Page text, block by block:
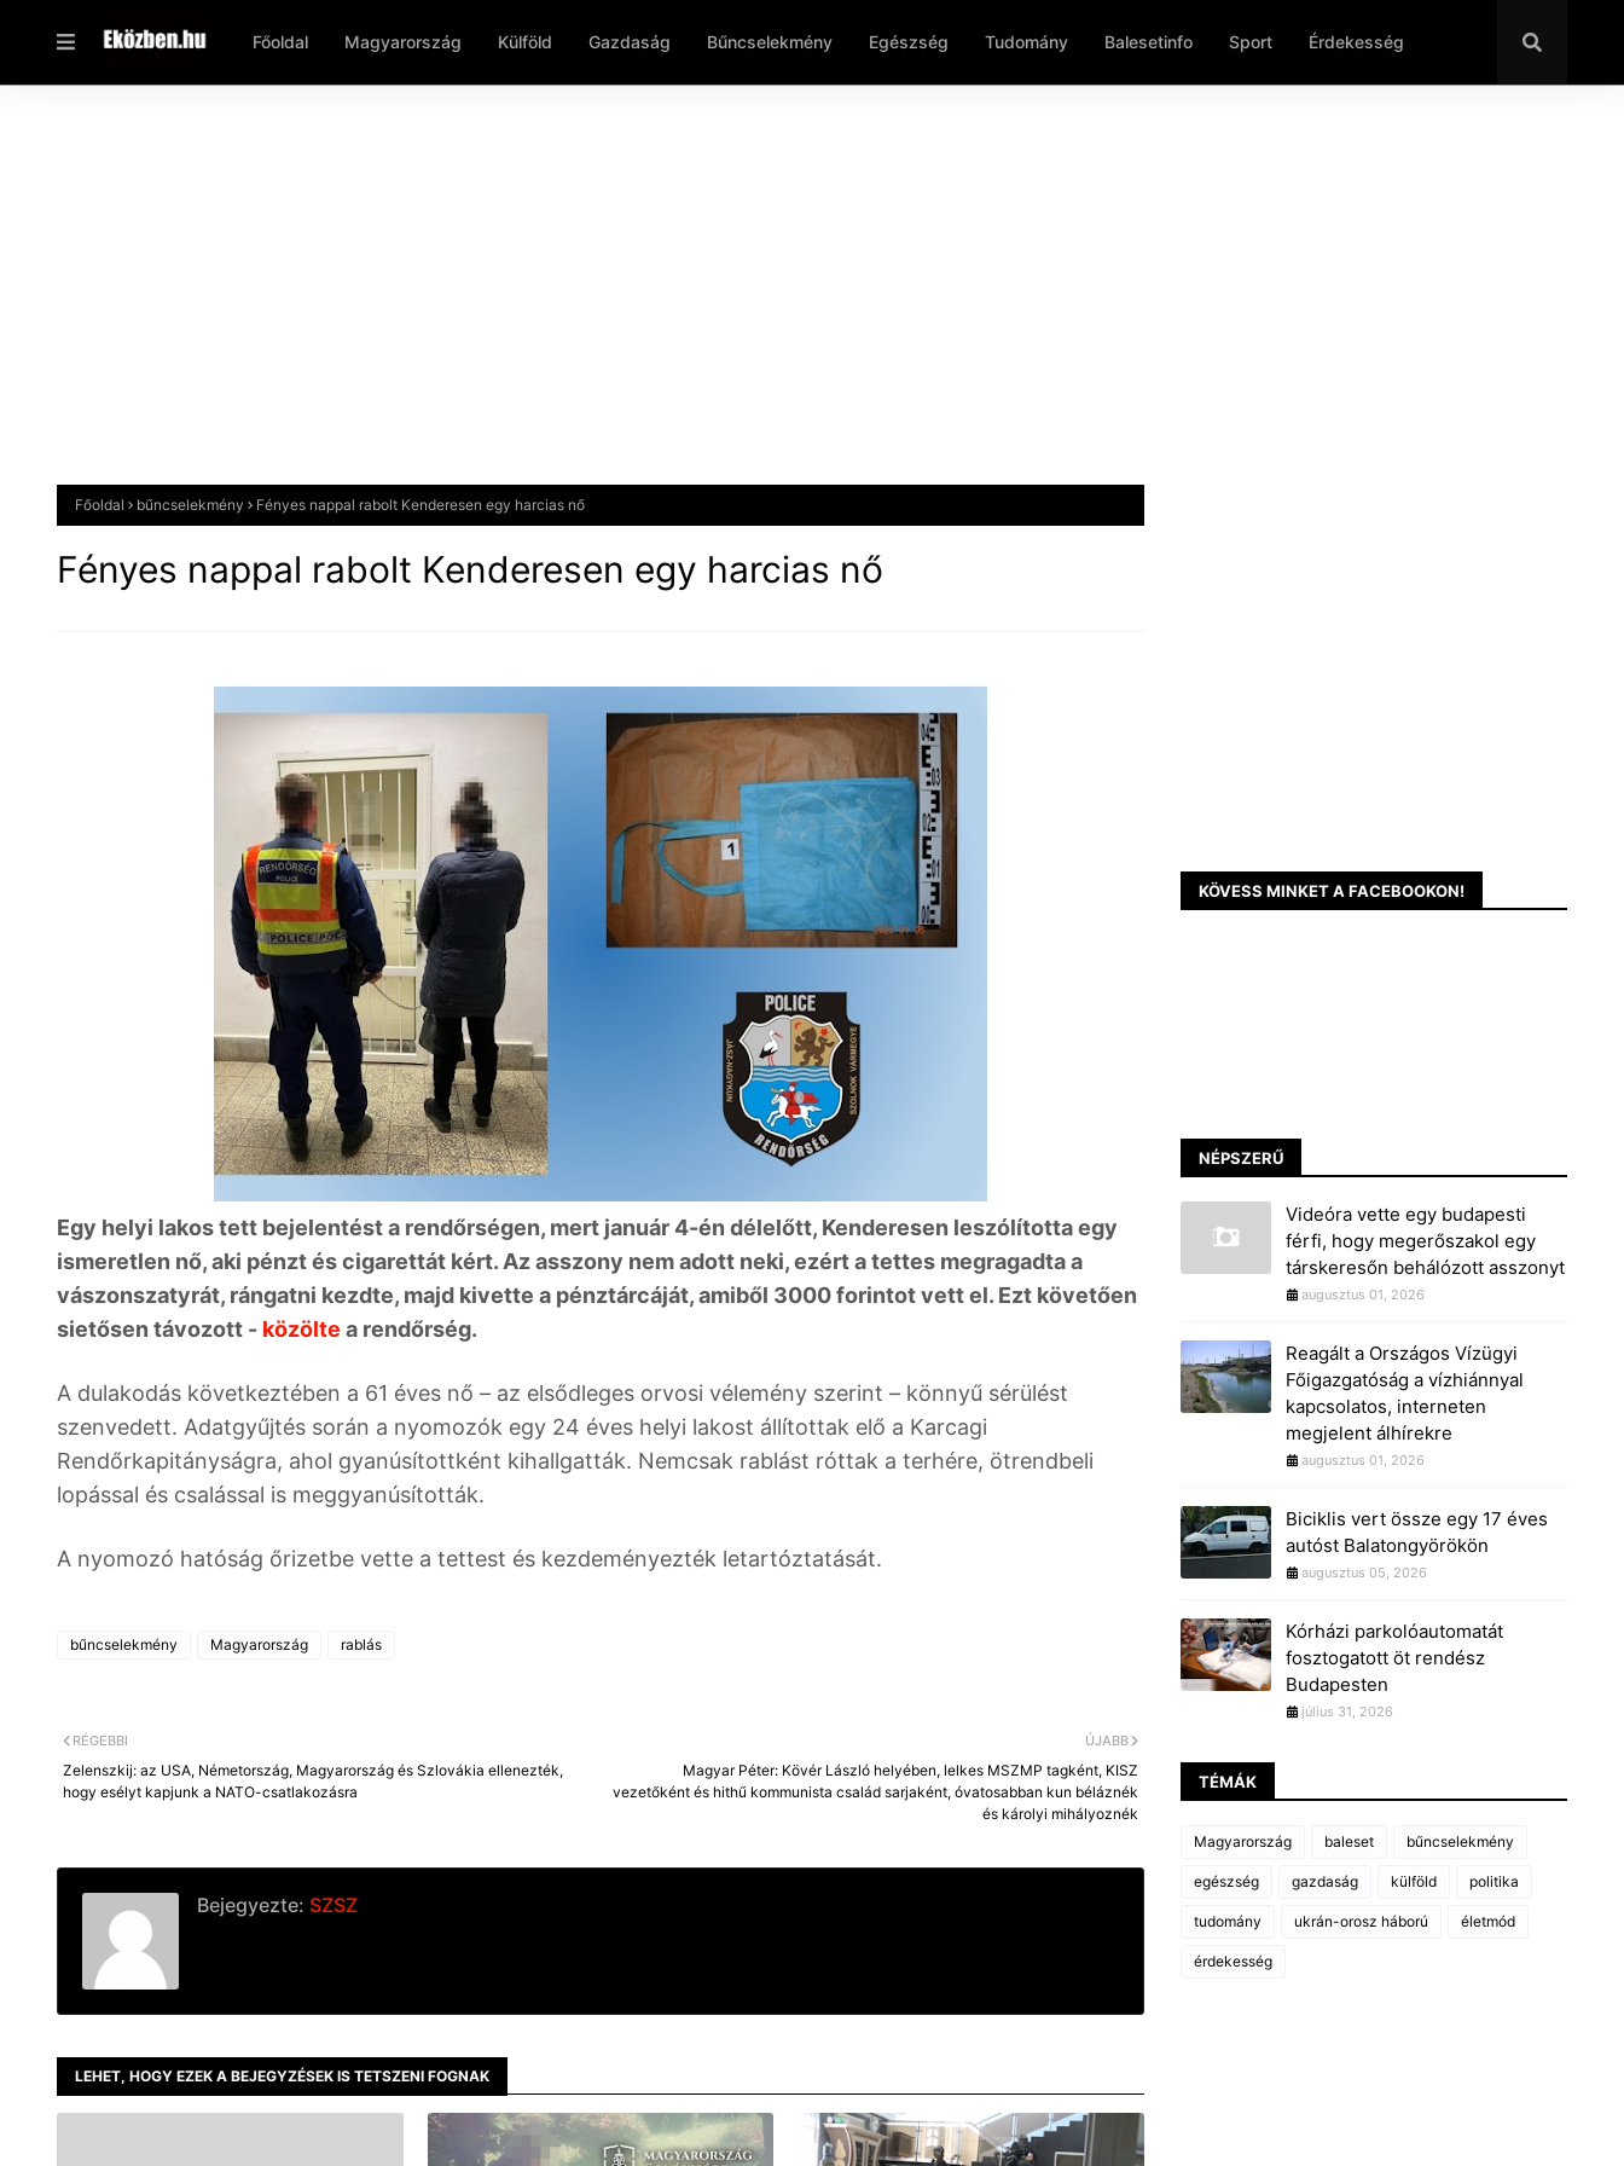
Főoldal Magyarország Külföld Gazdaság Bűncselekmény Egészség Tudomány Balesetinfo Sport Érdekesség
Főoldal bűncselekmény Fényes nappal rabolt Kenderesen egy harcias nő
Fényes nappal rabolt Kenderesen egy harcias nő
Egy helyi lakos tett bejelentést a rendőrségen, mert január 4-én délelőtt, Kenderesen leszólította egy
ismeretlen nő, aki pénzt és cigarettát kért. Az asszony nem adott neki, ezért a tettes megragadta a
vászonszatyrát, rángatni kezdte, majd kivette a pénztárcáját, amiből 3000 forintot vett el. Ezt követően
sietősen távozott - közölte a rendőrség.
A dulakodás következtében a 61 éves nő – az elsődleges orvosi vélemény szerint – könnyű sérülést
szenvedett. Adatgyűjtés során a nyomozók egy 24 éves helyi lakost állítottak elő a Karcagi
Rendőrkapitányságra, ahol gyanúsítottként kihallgatták. Nemcsak rablást róttak a terhére, ötrendbeli
lopással és csalással is meggyanúsították.
A nyomozó hatóság őrizetbe vette a tettest és kezdeményezték letartóztatását.
bűncselekmény Magyarország rablás
ÚJABB
Magyar Péter: Kövér László helyében, lelkes MSZMP tagként, KISZ
vezetőként és hithű kommunista család sarjaként, óvatosabban kun béláznék
és károlyi mihályoznék
RÉGEBBI
Zelenszkij: az USA, Németország, Magyarország és Szlovákia ellenezték,
hogy esélyt kapjunk a NATO-csatlakozásra
Bejegyezte: SZSZ
LEHET, HOGY EZEK A BEJEGYZÉSEK IS TETSZENI FOGNAK
KÖVESS MINKET A FACEBOOKON!
NÉPSZERŰ
Videóra vette egy budapesti
férfi, hogy megerőszakol egy
társkeresőn behálózott asszonyt
augusztus 01, 2026
Reagált a Országos Vízügyi
Főigazgatóság a vízhiánnyal
kapcsolatos, interneten
megjelent álhírekre
augusztus 01, 2026
Biciklis vert össze egy 17 éves
autóst Balatongyörökön
augusztus 05, 2026
Kórházi parkolóautomatát
fosztogatott öt rendész
Budapesten
július 31, 2026
TÉMÁK
Magyarország baleset bűncselekmény
egészség gazdaság külföld politika
tudomány ukrán-orosz háború életmód
érdekesség